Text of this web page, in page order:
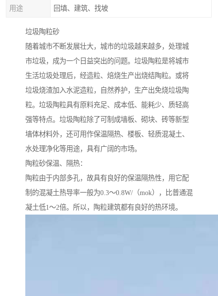
用途 回填、建筑、找坡
垃圾陶粒砂
随着城市不断发展壮大，城市的垃圾越来越多，处理城
市垃圾，成为一个日益突出的问题。垃圾陶粒是将城市
生活垃圾处理后，经造粒、焙烧生产出烧结陶粒。或将
垃圾烧渣加入水泥造粒，自然养护，生产出免烧垃圾陶
粒。垃圾陶粒具有原料充足、成本低、能耗少、质轻高
强等特点。垃圾陶粒除了可制成墙板、砌块、砖等新型
墙体材料外，还可用作保温隔热、楼板、轻质混凝土、
水处理净化等用途，具有广阔的市场。
陶粒砂保温、隔热：
陶粒由于内部多孔，故具有良好的保温隔热性，用它配
制的混凝土热导率一般为0.3～0.8W/（mok），比普通混
凝土低1～2倍。所以，陶粒建筑都有良好的热环境。